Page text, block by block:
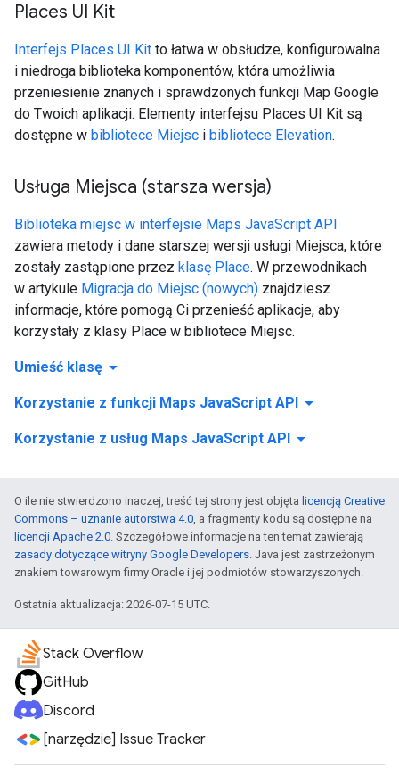
Places UI Kit
Interfejs Places UI Kit to łatwa w obsłudze, konfigurowalna
i niedroga biblioteka komponentów, która umożliwia
przeniesienie znanych i sprawdzonych funkcji Map Google
do Twoich aplikacji. Elementy interfejsu Places UI Kit są
dostępne w bibliotece Miejsc i bibliotece Elevation.
Usługa Miejsca (starsza wersja)
Biblioteka miejsc w interfejsie Maps JavaScript API
zawiera metody i dane starszej wersji usługi Miejsca, które
zostały zastąpione przez klasę Place. W przewodnikach
w artykule Migracja do Miejsc (nowych) znajdziesz
informacje, które pomogą Ci przenieść aplikacje, aby
korzystały z klasy Place w bibliotece Miejsc.
Umieść klasę arrow_drop_down
Korzystanie z funkcji Maps JavaScript API arrow_drop_down
Korzystanie z usług Maps JavaScript API arrow_drop_down
O ile nie stwierdzono inaczej, treść tej strony jest objęta licencją Creative
Commons – uznanie autorstwa 4.0, a fragmenty kodu są dostępne na
licencji Apache 2.0. Szczegółowe informacje na ten temat zawierają
zasady dotyczące witryny Google Developers. Java jest zastrzeżonym
znakiem towarowym firmy Oracle i jej podmiotów stowarzyszonych.
Ostatnia aktualizacja: 2026-07-15 UTC.
Stack Overflow
GitHub
Discord
[narzędzie] Issue Tracker